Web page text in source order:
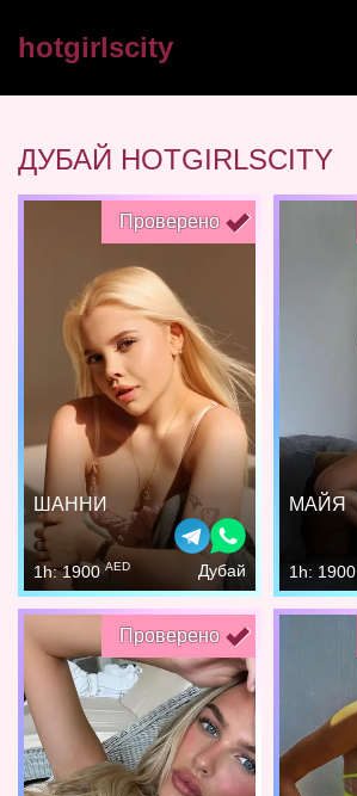
hotgirlscity
ДУБАЙ HOTGIRLSCITY
Проверено
ШАННИ
1h: 1900AED Дубай
МАЙЯ
1h: 1900
Проверено